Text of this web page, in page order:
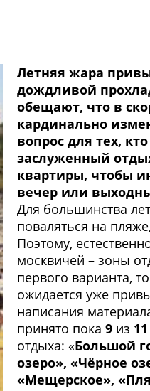
Летняя жара
дождливой
обещают, что в
кардинально
вопрос для тех,
заслуженный
квартиры, чтобы
вечер или
Для большинства
поваляться на
Поэтому,
москвичей – зоны
первого варианта,
ожидается уже
написания
принято пока 9из 11
отдыха: «Большой
озеро», «Чёрное
«Мещерское»,